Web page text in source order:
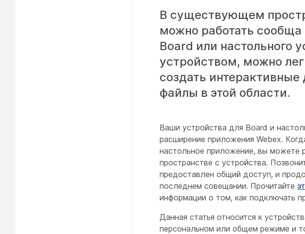
В существующем
можно работать
Board или настольного
устройством, можно
создать
файлы в этой области.
Ваши устройства для Board и
расширение приложения Webex.
настольное приложение, вы можете
пространстве с устройства.
предоставлен общий доступ, и
последнем совещании. Прочитайте
информации о том, как подключать
Данная статья относится к
персональном или общем режиме и